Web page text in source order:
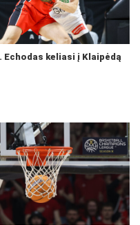
Echodas keliasi į Klaipėdą